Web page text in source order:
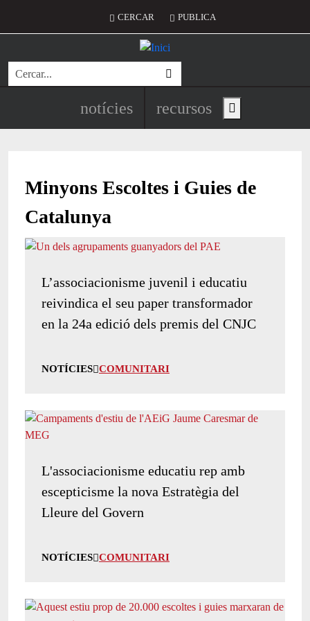
Menú del compte d'usuari
CERCAR PUBLICA
Cerca
Navegació principal de
notícies recursos Show main menu
Minyons Escoltes i Guies de
Catalunya
L’associacionisme juvenil i educatiu
reivindica el seu paper transformador
en la 24a edició dels premis del CNJC
NOTÍCIES COMUNITARI
L'associacionisme educatiu rep amb
escepticisme la nova Estratègia del
Lleure del Govern
NOTÍCIES COMUNITARI